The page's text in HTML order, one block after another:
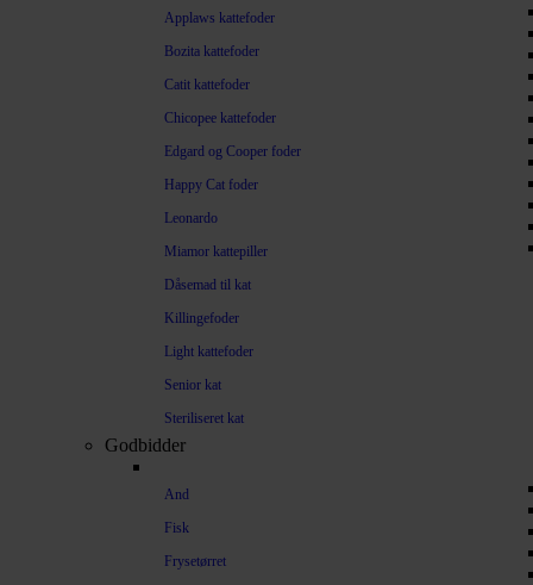
Applaws kattefoder
Bozita kattefoder
Catit kattefoder
Chicopee kattefoder
Edgard og Cooper foder
Happy Cat foder
Leonardo
Miamor kattepiller
Dåsemad til kat
Killingefoder
Light kattefoder
Senior kat
Steriliseret kat
Godbidder
And
Fisk
Frysetørret